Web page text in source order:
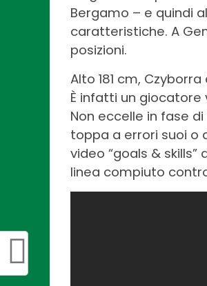
Bergamo – e quindi
caratteristiche. A
posizioni.
Alto 181 cm,
È infatti un
Non eccelle in fase
toppa a errori suoi o
video “goals &
linea compiuto